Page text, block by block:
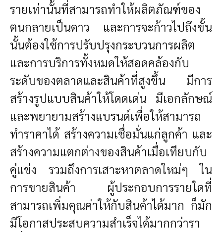
รายเท่านั้นที่สามารถทำให้ผลิตภัณฑ์ของ
ตนกลายเป็นดาว และการจะก้าวไปถึงขั้น
นั้นต้องใช้การปรับปรุงกระบวนการผลิต
และการบริการทั้งหมดให้สอดคล้องกับ
ระดับของตลาดและสินค้าที่สูงขึ้น มีการ
สร้างรูปแบบสินค้าให้โดดเด่น มีเอกลักษณ์
และพยายามสร้างแบรนด์เพื่อให้สามารถ
ทำราคาได้ สร้างความเชื่อมั่นแก่ลูกค้า และ
สร้างความแตกต่างของสินค้าเมื่อเทียบกับ
คู่แข่ง รวมถึงการเสาะหาตลาดใหม่ๆ ใน
การขายสินค้า ผู้ประกอบการรายใดที่
สามารถเพิ่มคุณค่าให้กับสินค้าได้มาก ก็มัก
มีโอกาสประสบความสำเร็จได้มากกว่ารา